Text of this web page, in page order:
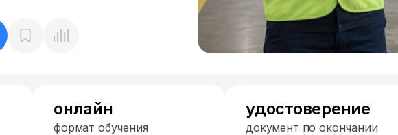
онлайн
формат обучения
удостоверение
документ по окончании